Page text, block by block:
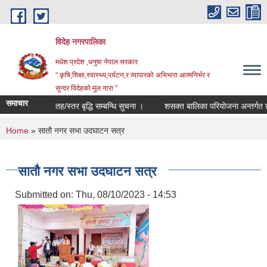
Skip to main content
विदेह नगरपालिका
मधेश प्रदेश ,धनुषा नेपाल सरकार
“ कृषि,शिक्षा,स्वास्थ्य,पर्यटन,र व्यापारको अभिभारा आत्मनिर्भर र
सुन्दर विदेहको मुल नारा ”
समाचार तह/स्तर बृद्धि सम्बन्धि सुचना । शसक्त बालिका परियोजना अन्तर्गत
You are here
Home » सातौ नगर सभा उदघाटन सत्र
सातौ नगर सभा उदघाटन सत्र
Submitted on: Thu, 08/10/2023 - 14:53